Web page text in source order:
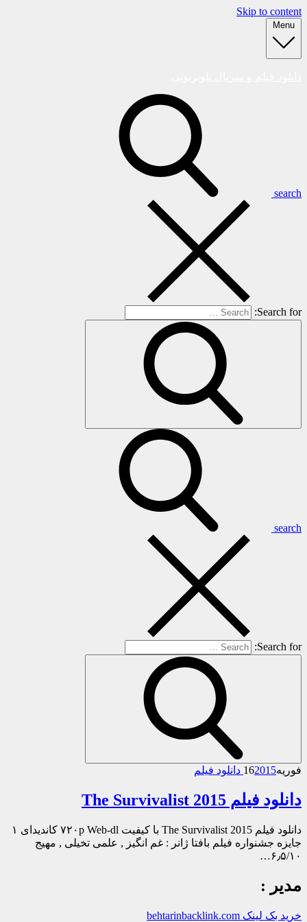
Skip to content
Menu
search
Search for:
search
Search for:
فوریه 162015 دانلود فیلم
دانلود فیلم The Survivalist 2015
دانلود فیلم The Survivalist 2015 با کیفیت ۷۲۰p Web-dl کاندیدای ۱
جایزه جشنواره فیلم بافتا ژانر : غم انگیز , علمی تخیلی , مهیج
۶٫۵/۱۰…
مدیر :
خرید بک لینک behtarinbacklink.com